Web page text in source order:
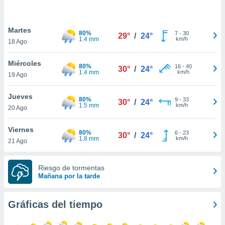
similares
como
sitio
IP
posible
traten tus
interés
Para
Martes
18 Ago
80%
1.4 mm
29° / 24° 7- 30
km/h
Miércoles
19 Ago
80%
1.4 mm
30° / 24° 16- 40
km/h
Jueves
20 Ago
80%
1.5 mm
30° / 24° 9- 33
km/h
Viernes
21 Ago
80%
1.8 mm
30° / 24° 6- 23
km/h
Riesgo de tormentas
Mañana por la tarde
Gráficas del tiempo